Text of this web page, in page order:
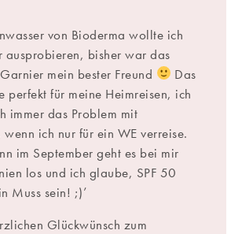
von Bioderma wollte ich
ausprobieren, bisher war das
mein bester Freund
Das
perfekt für meine Heimreisen, ich
immer das Problem mit
wenn ich nur für ein WE verreise.
im September geht es bei mir
los und ich glaube, SPF 50
Muss sein! ;)’
Glückwünsch zum